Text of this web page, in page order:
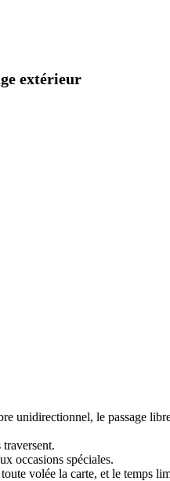
extérieur
unidirectionnel, le passage
occasions spéciales.
volée la carte, et le temps